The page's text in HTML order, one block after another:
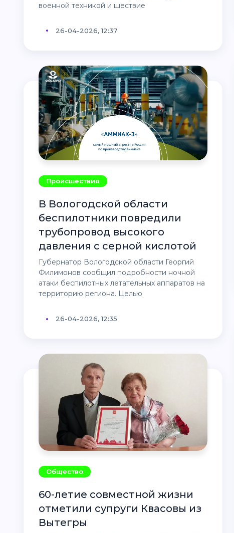
военной техникой и шествие
26-04-2026, 12:37
Происшествия
В Вологодской области
беспилотники повредили
трубопровод высокого
давления с серной кислотой
Губернатор Вологодской области Георгий
Филимонов сообщил подробности ночной
атаки беспилотных летательных аппаратов на
территорию региона. Целью
26-04-2026, 12:35
Общество
60-летие совместной жизни
отметили супруги Квасовы из
Вытегры